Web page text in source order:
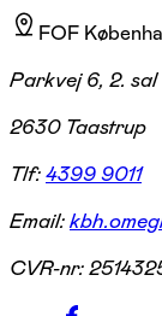
FOF
Parkvej 6, 2. sal
2630 Taastrup
Tlf:4399 9011
Email:
CVR-nr: